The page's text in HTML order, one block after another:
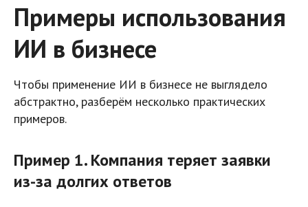
Примеры использования
ИИ в бизнесе
Чтобы применение ИИ в бизнесе не выглядело
абстрактно, разберём несколько практических
примеров.
Пример 1. Компания теряет заявки
из-за долгих ответов